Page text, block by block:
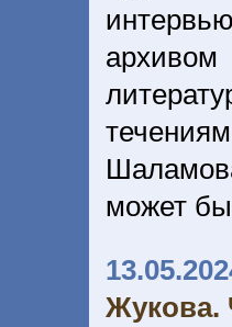
архивом
может
Жукова.